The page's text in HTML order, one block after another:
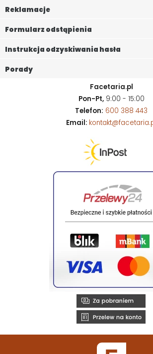
Reklamacje
Formularz odstąpienia
Instrukcja odzyskiwania hasła
Porady
Facetaria.pl
Pon-Pt,9:00 - 15:00
Telefon: 600 388 443
Email: